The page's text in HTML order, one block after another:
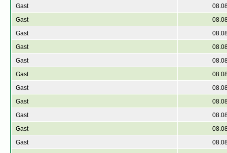
Gast
Gast
Gast
Gast
Gast
Gast
Gast
Gast
Gast
Gast
Gast